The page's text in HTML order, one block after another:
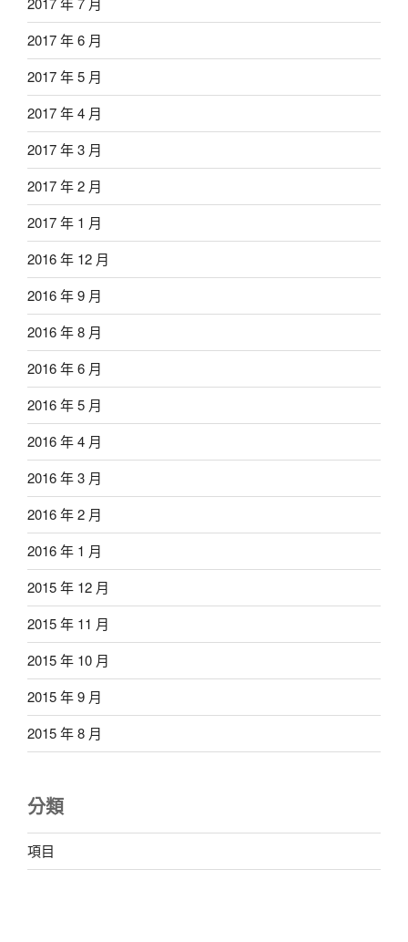
2017 年 6 月
2017 年 5 月
2017 年 4 月
2017 年 3 月
2017 年 2 月
2017 年 1 月
2016 年 12 月
2016 年 9 月
2016 年 8 月
2016 年 6 月
2016 年 5 月
2016 年 4 月
2016 年 3 月
2016 年 2 月
2016 年 1 月
2015 年 12 月
2015 年 11 月
2015 年 10 月
2015 年 9 月
2015 年 8 月
分類
項目